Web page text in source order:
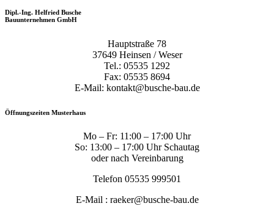
Dipl.-Ing. Helfried Busche
Bauunternehmen GmbH
Hauptstraße 78
37649 Heinsen / Weser
Tel.: 05535 1292
Fax: 05535 8694
E-Mail: kontakt@busche-bau.de
Öffnungszeiten Musterhaus
Mo – Fr: 11:00 – 17:00 Uhr
So: 13:00 – 17:00 Uhr Schautag
oder nach Vereinbarung
Telefon 05535 999501
E-Mail : raeker@busche-bau.de